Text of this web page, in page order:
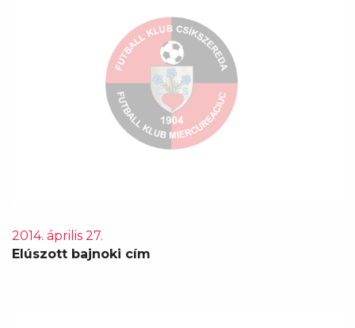
2014. április 27.
Elúszott bajnoki cím